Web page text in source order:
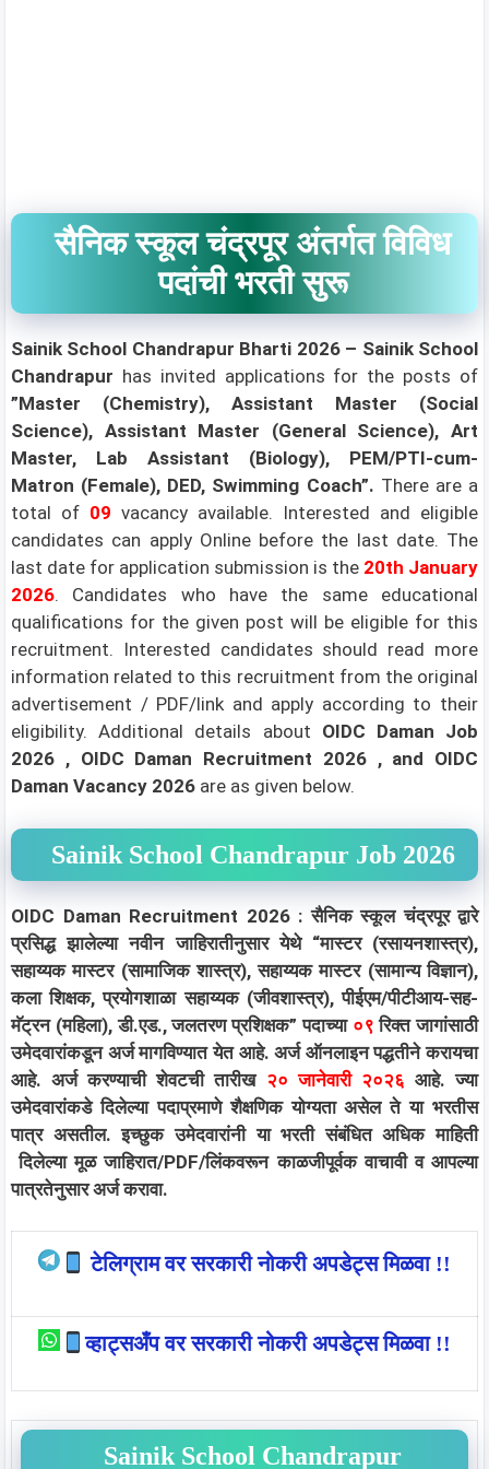
सैनिक स्कूल चंद्रपूर अंतर्गत विविध
पदांची भरती सुरू
Sainik School Chandrapur Bharti 2026 – Sainik School
Chandrapur has invited applications for the posts of
”Master (Chemistry), Assistant Master (Social
Science), Assistant Master (General Science), Art
Master, Lab Assistant (Biology), PEM/PTI-cum-
Matron (Female), DED, Swimming Coach”. There are a
total of 09 vacancy available. Interested and eligible
candidates can apply Online before the last date. The
last date for application submission is the 20th January
2026. Candidates who have the same educational
qualifications for the given post will be eligible for this
recruitment. Interested candidates should read more
information related to this recruitment from the original
advertisement / PDF/link and apply according to their
eligibility.Additional details about OIDC Daman Job
2026 , OIDC Daman Recruitment 2026 , and OIDC
Daman Vacancy 2026 are as given below.
Sainik School Chandrapur Job 2026
OIDC Daman Recruitment 2026 : सैनिक स्कूल चंद्रपूर द्वारे
प्रसिद्ध झालेल्या नवीन जाहिरातीनुसार येथे “मास्टर (रसायनशास्त्र),
सहाय्यक मास्टर (सामाजिक शास्त्र), सहाय्यक मास्टर (सामान्य विज्ञान),
कला शिक्षक, प्रयोगशाळा सहाय्यक (जीवशास्त्र), पीईएम/पीटीआय-सह-
मॅट्रन (महिला), डी.एड., जलतरण प्रशिक्षक”पदाच्या ०९रिक्त जागांसाठी
उमेदवारांकडून अर्ज मागविण्यात येत आहे. अर्ज ऑनलाइनपद्धतीने करायचा
आहे. अर्ज करण्याची शेवटची तारीख २० जानेवारी २०२६ आहे. ज्या
उमेदवारांकडे दिलेल्या पदाप्रमाणे शैक्षणिक योग्यता असेल ते या भरतीस
पात्र असतील. इच्छुक उमेदवारांनी या भरती संबंधित अधिक माहिती
दिलेल्या मूळ जाहिरात/PDF/लिंकवरून काळजीपूर्वक वाचावी व आपल्या
पात्रतेनुसार अर्ज करावा.
टेलिग्राम वर सरकारी नोकरी अपडेट्स मिळवा !!
व्हाट्सअँप वर सरकारी नोकरी अपडेट्स मिळवा !!
Sainik School Chandrapur